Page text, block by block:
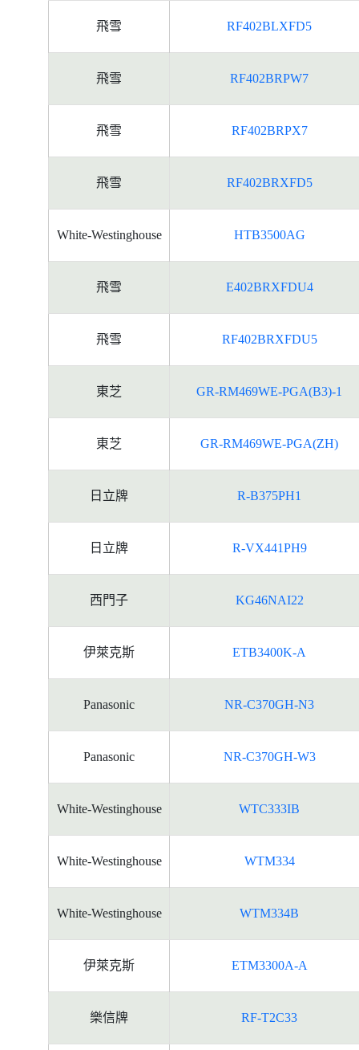
飛雪 RF402BLXFD5
飛雪 RF402BRPW7
飛雪 RF402BRPX7
飛雪 RF402BRXFD5
White-Westinghouse HTB3500AG
飛雪 E402BRXFDU4
飛雪 RF402BRXFDU5
東芝 GR-RM469WE-PGA(B3)-1
東芝 GR-RM469WE-PGA(ZH)
日立牌 R-B375PH1
日立牌 R-VX441PH9
西門子 KG46NAI22
伊萊克斯 ETB3400K-A
Panasonic NR-C370GH-N3
Panasonic NR-C370GH-W3
White-Westinghouse WTC333IB
White-Westinghouse WTM334
White-Westinghouse WTM334B
伊萊克斯 ETM3300A-A
樂信牌 RF-T2C33